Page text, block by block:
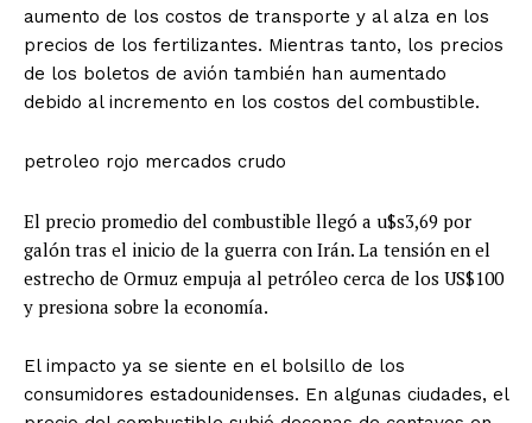
aumento de los costos de transporte y al alza en los
precios de los fertilizantes. Mientras tanto, los precios
de los boletos de avión también han aumentado
debido al incremento en los costos del combustible.
petroleo rojo mercados crudo
El precio promedio del combustible llegó a u$s3,69 por
galón tras el inicio de la guerra con Irán. La tensión en el
estrecho de Ormuz empuja al petróleo cerca de los US$100
y presiona sobre la economía.
El impacto ya se siente en el bolsillo de los
consumidores estadounidenses. En algunas ciudades, el